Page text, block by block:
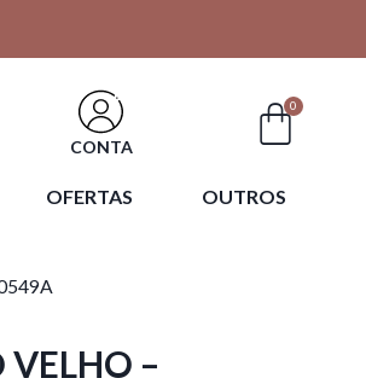
CONTA
0
OFERTAS OUTROS
–